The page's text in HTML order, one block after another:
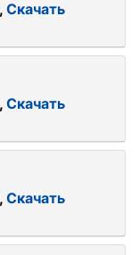
, Скачать
, Скачать
, Скачать